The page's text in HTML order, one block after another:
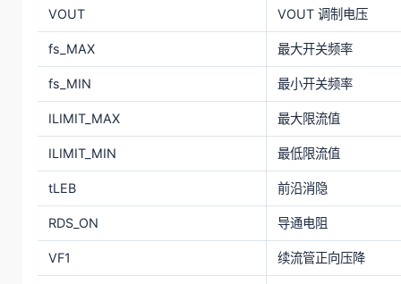
VOUT VOUT 调制电压
fs_MAX 最大开关频率
fs_MIN 最小开关频率
ILIMIT_MAX 最大限流值
ILIMIT_MIN 最低限流值
tLEB 前沿消隐
RDS_ON 导通电阻
VF1 续流管正向压降